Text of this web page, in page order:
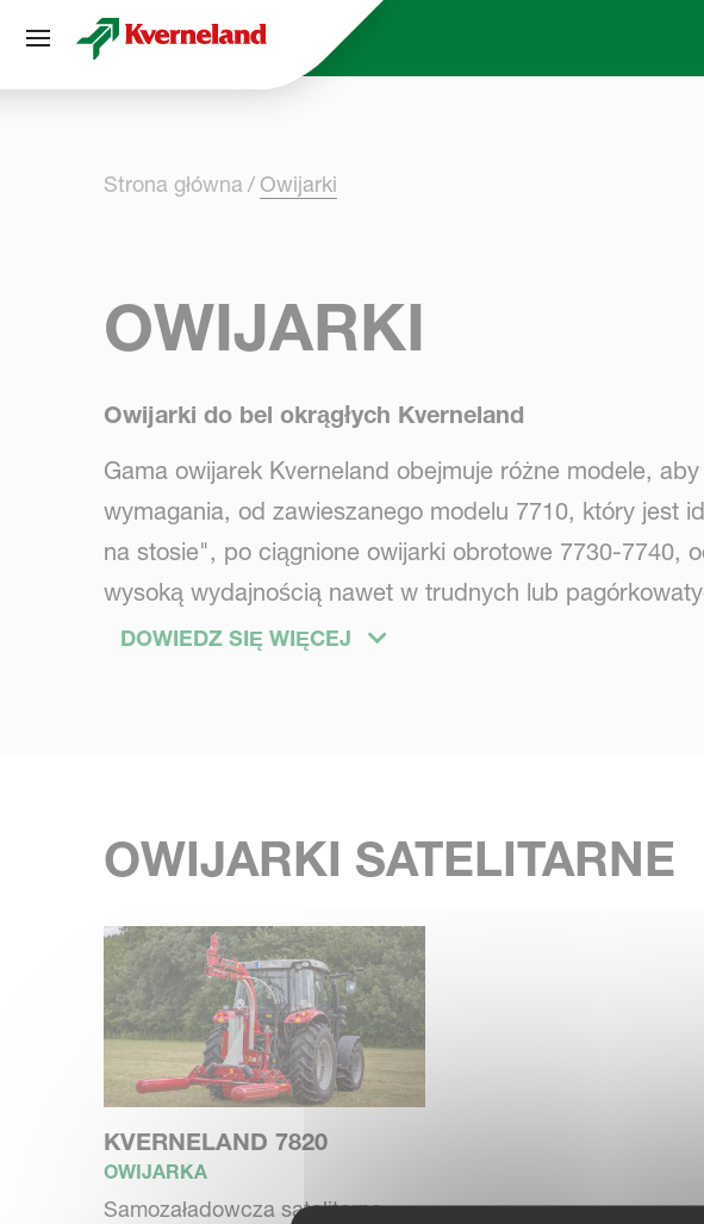
Strona główna Owijarki
OWIJARKI
Owijarki do bel okrągłych Kverneland
Gama owijarek Kverneland obejmuje różne modele, aby
wymagania, od zawieszanego modelu 7710, który jest
na stosie", po ciągnione owijarki obrotowe 7730-7740,
wysoką wydajnością nawet w trudnych lub
DOWIEDZ SIĘ WIĘCEJ
OWIJARKI SATELITARNE
KVERNELAND 7820
OWIJARKA
Samozaładowcza satelitarna
Panel zarządzania plikami cookies